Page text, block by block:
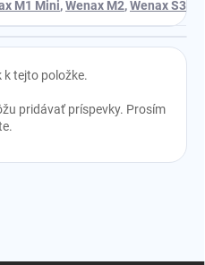
M1 Mini,Wenax M2,Wenax S3
k tejto položke.
pridávať príspevky. Prosím
.